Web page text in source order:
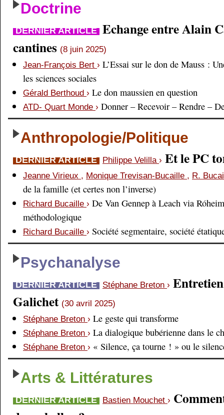
Doctrine
DERNIER ARTICLE Echange entre Alain
cantines (8 juin 2025)
Jean-François Bert › L’Essai sur le don de Mauss :
les sciences sociales
Gérald Berthoud › Le don maussien en question
ATD- Quart Monde › Donner – Recevoir – Rendre –
Anthropologie/Politique
DERNIER ARTICLE Philippe Velilla › Et le PC
Jeanne Virieux , Monique Trevisan-Bucaille , R.
de la famille (et certes non l’inverse)
Richard Bucaille › De Van Gennep à Leach via
méthodologique
Richard Bucaille › Société segmentaire, société
Psychanalyse
DERNIER ARTICLE Stéphane Breton ›
Galichet (30 avril 2025)
Stéphane Breton › Le geste qui transforme
Stéphane Breton › La dialogique bubérienne dans le
Stéphane Breton › « Silence, ça tourne ! » ou le
Arts & Littératures
DERNIER ARTICLE Bastien Mouchet ›